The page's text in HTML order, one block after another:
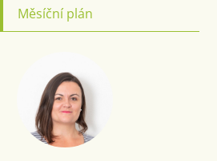
Měsíční plán